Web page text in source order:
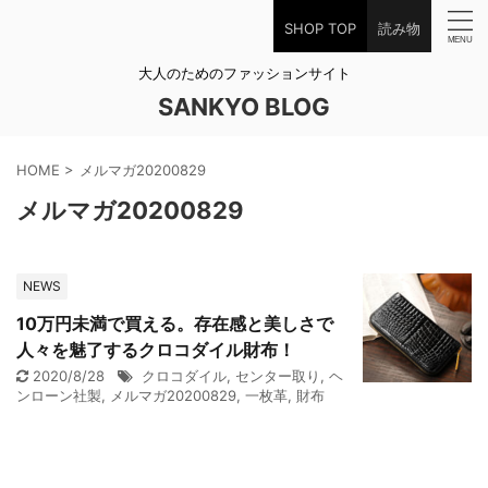
SHOP TOP 読み物
大人のためのファッションサイト
SANKYO BLOG
HOME > メルマガ20200829
メルマガ20200829
NEWS
10万円未満で買える。存在感と美しさで
人々を魅了するクロコダイル財布！
2020/8/28 クロコダイル, センター取り , ヘ
ンローン社製, メルマガ20200829, 一枚革, 財布